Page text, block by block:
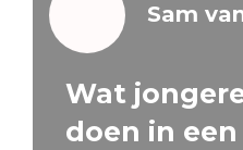
Sam
Wat
doen in